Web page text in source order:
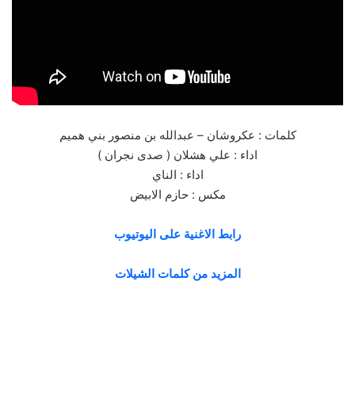
كلمات : عكروشان – عبدالله بن منصور بني هميم
اداء : علي هشلان ( صدى نجران )
اداء : الناي
مكس : حازم الابيض
رابط الاغنية على اليوتيوب
المزيد من كلمات الشيلات